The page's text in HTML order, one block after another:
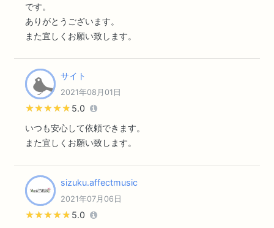
です。
ありがとうございます。
また宜しくお願い致します。
サイト
2021年08月01日
★★★★★
★★★★★ 5.0
いつも安心して依頼できます。
また宜しくお願い致します。
sizuku.affectmusic
2021年07月06日
★★★★★
★★★★★ 5.0